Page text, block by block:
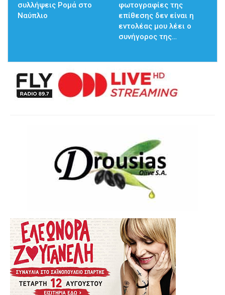
συλλήψεις Ρομά στο
Ναύπλιο
φωτογραφίες της
επίθεσης δεν είναι η
εντολέας μου λέει ο
συνήγορος της…